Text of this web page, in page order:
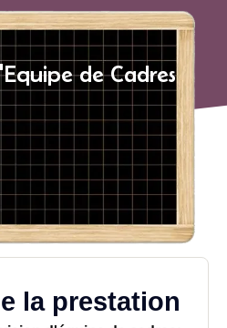
de Cadres
la prestation